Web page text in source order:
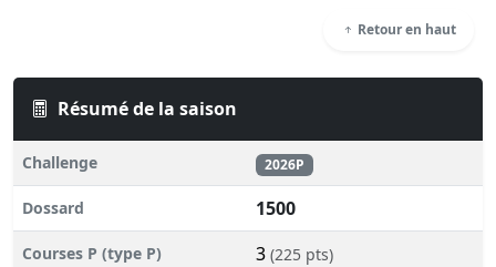
Retour en haut
Résumé de la saison
Challenge 2026P
Dossard 1500
Courses P (type P) 3 (225 pts)